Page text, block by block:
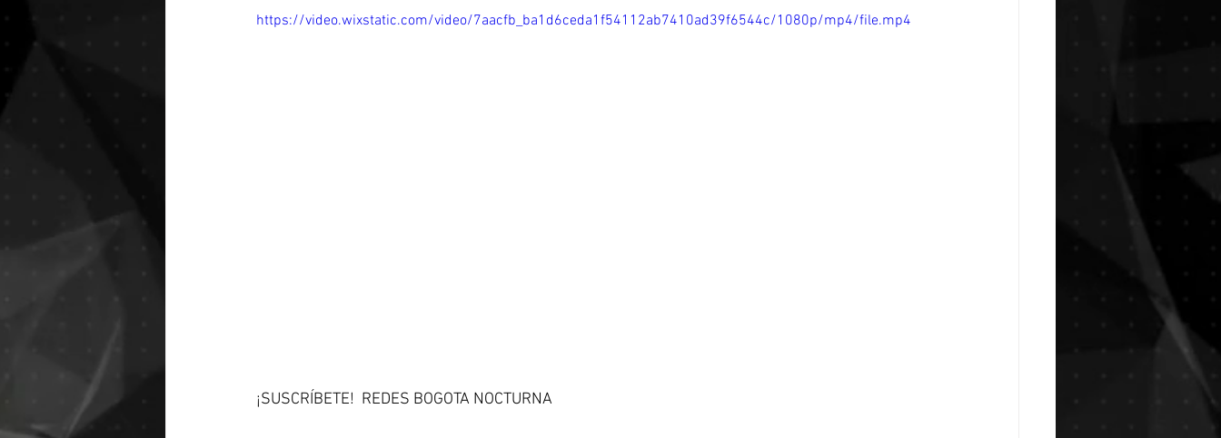
https://video.wixstatic.com/video/7aacfb_ba1d6ceda1f54112ab7410ad39f6544c/1080p/mp4/file.mp4
¡SUSCRÍBETE!  REDES BOGOTA NOCTURNA